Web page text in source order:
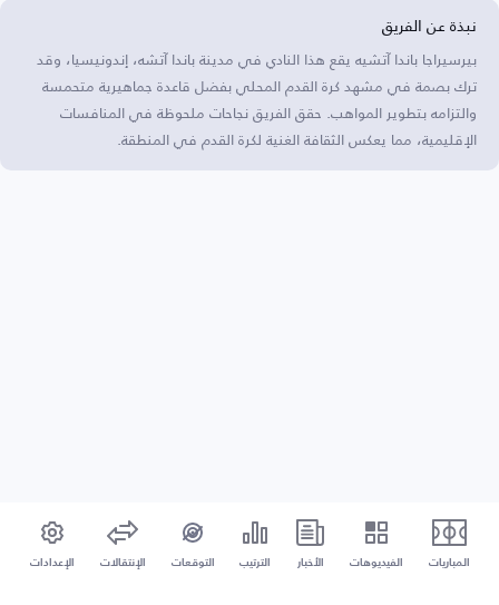
نبذة عن الفريق
بيرسيراجا باندا آتشيه يقع هذا النادي في مدينة باندا آتشه، إندونيسيا، وقد
ترك بصمة في مشهد كرة القدم المحلي بفضل قاعدة جماهيرية متحمسة
والتزامه بتطوير المواهب. حقق الفريق نجاحات ملحوظة في المنافسات
الإقليمية، مما يعكس الثقافة الغنية لكرة القدم في المنطقة.
المباريات الفيديوهات الأخبار الترتيب التوقعات الإنتقالات الإعدادات